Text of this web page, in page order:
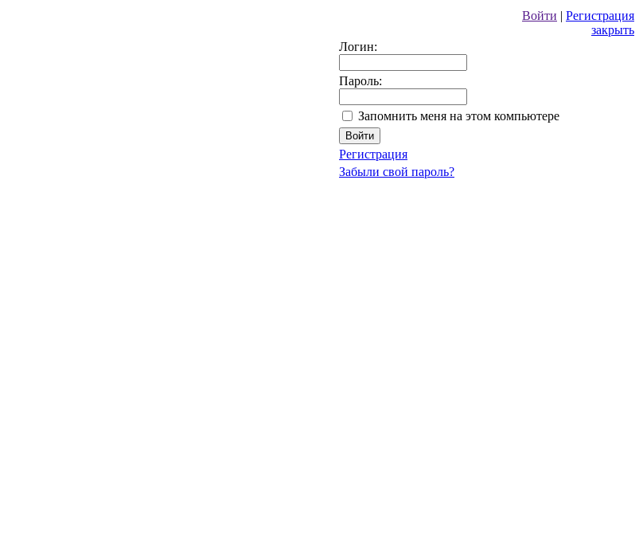
Войти | Регистрация
закрыть
Логин:
Пароль:
Запомнить меня на этом компьютере
Регистрация
Забыли свой пароль?